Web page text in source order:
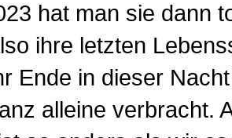
hat man sie dann
ihre letzten
Ende in dieser
alleine verbracht.